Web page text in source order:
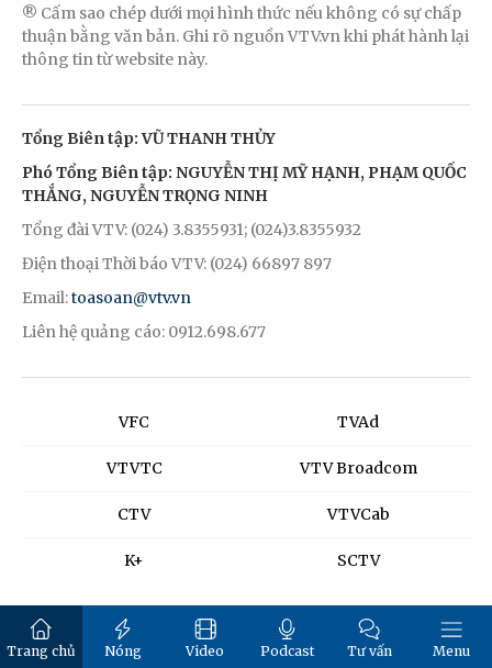
Trang chủ Nóng Video Podcast Tư vấn Menu
® Cấm sao chép dưới mọi hình thức nếu không có sự chấp
thuận bằng văn bản. Ghi rõ nguồn VTV.vn khi phát hành lại
thông tin từ website này.
Tổng Biên tập: VŨ THANH THỦY
Phó Tổng Biên tập: NGUYỄN THỊ MỸ HẠNH, PHẠM QUỐC
THẮNG, NGUYỄN TRỌNG NINH
Tổng đài VTV: (024) 3.8355931; (024)3.8355932
Điện thoại Thời báo VTV: (024) 66897 897
Email:toasoan@vtv.vn
Liên hệ quảng cáo: 0912.698.677
VFC
VTVTC
CTV
K+
TVAd
VTV Broadcom
VTVCab
SCTV